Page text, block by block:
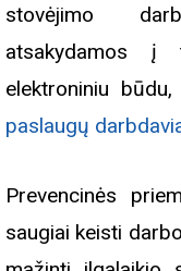
stovėjimo
atsakydamos į
elektroniniu
paslaugų
Prevencinės
saugiai keisti